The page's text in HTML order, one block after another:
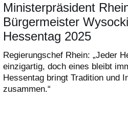
Ministerpräsident
Bürgermeister
Hessentag 2025
Regierungschef Rhein: „Jeder
einzigartig, doch eines bleibt
Hessentag bringt Tradition und
zusammen.“